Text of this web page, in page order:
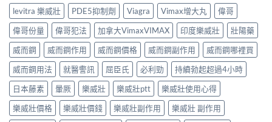
levitra 樂威壯 PDE5抑制劑 Viagra Vimax增大丸
偉哥
偉哥份量
偉哥犯法 加拿大VimaxVIMAX 印度樂威壯
壯陽藥
威而鋼
威而鋼作用 威而鋼價格 威而鋼副作用
威而鋼哪裡買
威而鋼用法
就醫警訊 屈臣氏 必利勁
持續勃起超過4小時
日本藤素
暈厥 樂威壯 樂威壯ptt
樂威壯使用心得
樂威壯價格
樂威壯價錢 樂威壯副作用 樂威壯 副作用